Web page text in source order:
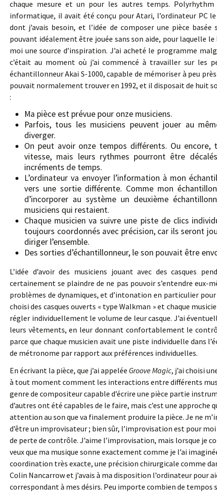
chaque mesure et un pour les autres temps.
informatique, il avait été conçu pour Atari, l’ordinateur PC
dont j’avais besoin, et l’idée de composer une pièce
pouvant idéalement être jouée sans son aide, pour laquelle
moi une source d’inspiration. J’ai acheté le programme
c’était au moment où j’ai commencé à travailler sur les
échantillonneur Akai S-1000, capable de mémoriser à peu
pouvait normalement trouver en 1992, et il disposait de huit
:
Ma pièce est prévue pour onze musiciens.
Parfois, tous les musiciens peuvent jouer au
diverger.
On peut avoir onze tempos différents. Ou
vitesse, mais leurs rythmes pourront être
incréments de temps.
L’ordinateur va envoyer l’information à mon
vers une sortie différente. Comme mon
d’incorporer au système un deuxième
musiciens qui restaient.
Chaque musicien va suivre une piste de clics
toujours coordonnés avec précision, car ils seront
diriger l’ensemble.
Des sorties d’échantillonneur, le son pouvait être
L’idée d’avoir des musiciens jouant avec des casques
certainement se plaindre de ne pas pouvoir s’entendre eux-
problèmes de dynamiques, et d’intonation en particulier
choisi des casques ouverts « type Walkman » et chaque
régler individuellement le volume de leur casque. J’ai
leurs vêtements, en leur donnant confortablement le
parce que chaque musicien avait une piste individuelle dans
de métronome par rapport aux préférences individuelles.
En écrivant la pièce, que j’ai appelée Groove Magic, j’ai choisi
à tout moment comment les interactions entre différents
genre de compositeur capable d’écrire une pièce partie
d’autres ont été capables de le faire, mais c’est une
attention au son que va finalement produire la pièce. Je ne
d’être un improvisateur ; bien sûr, l’improvisation est pour
de perte de contrôle. J’aime l’improvisation, mais lorsque je
veux que ma musique sonne exactement comme je l’ai
coordination très exacte, une précision chirurgicale comme
Colin Nancarrow et j’avais à ma disposition l’ordinateur pour
correspondant à mes désirs. Peu importe combien de